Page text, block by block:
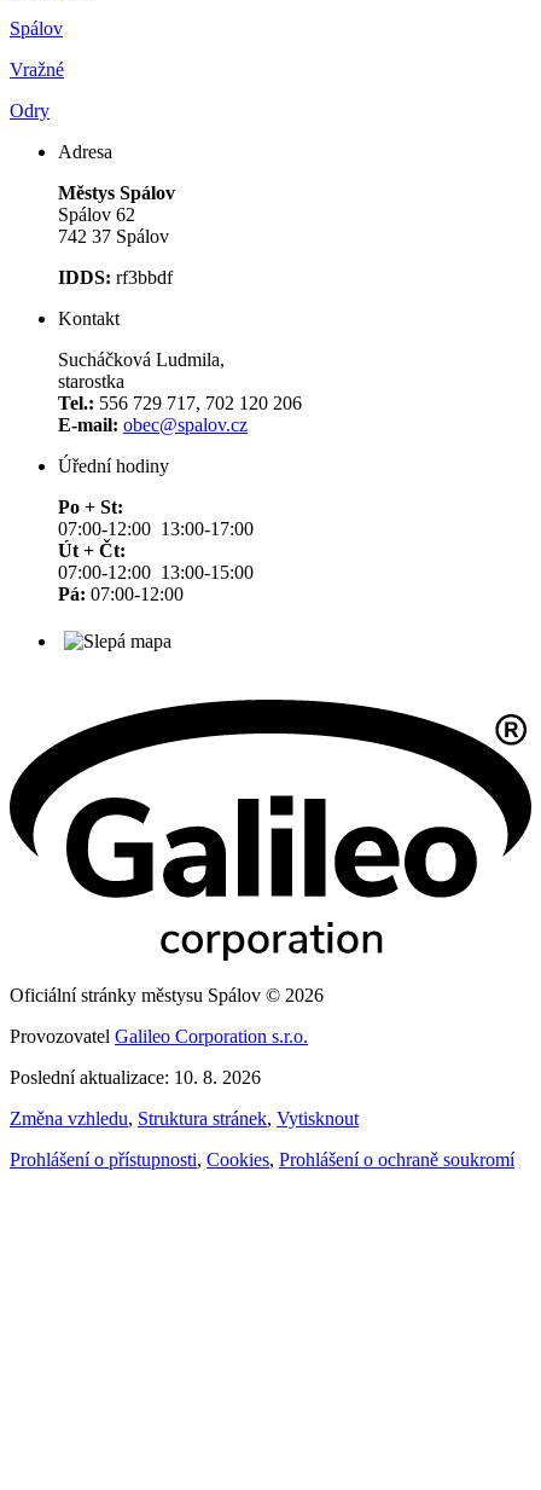
Spálov
Vražné
Odry
Adresa
Městys Spálov
Spálov 62
742 37 Spálov
IDDS: rf3bbdf
Kontakt
Sucháčková Ludmila,
starostka
Tel.: 556 729 717, 702 120 206
E-mail: obec@spalov.cz
Úřední hodiny
Po + St:
07:00-12:00 13:00-17:00
Út + Čt:
07:00-12:00 13:00-15:00
Pá: 07:00-12:00
Oficiální stránky městysu Spálov © 2026
Provozovatel Galileo Corporation s.r.o.
Poslední aktualizace: 10. 8. 2026
Změna vzhledu, Struktura stránek, Vytisknout
Prohlášení o přístupnosti, Cookies, Prohlášení o ochraně soukromí